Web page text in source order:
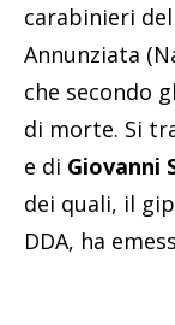
carabinieri
Annunziata
che secondo
di morte. Si
e di Giovanni
dei quali, il
DDA, ha